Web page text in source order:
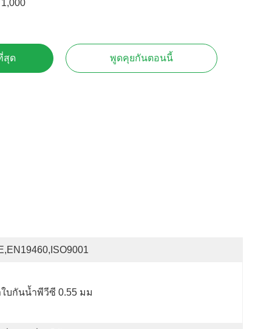
1,000
สุด พูดคุยกันตอนนี้
ใบกันน้ำพีวีซี 0.55 มม